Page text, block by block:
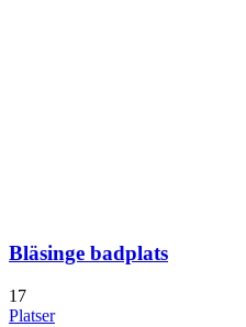
Bläsinge badplats
17
Platser